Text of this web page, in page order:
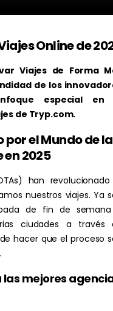
Online de
Viajes de Forma
de los
especial en
de Tryp.com.
el Mundo de
en 2025
han
nuestros viajes. Ya
de fin de
ciudades a través
hacer que el proceso
las mejores